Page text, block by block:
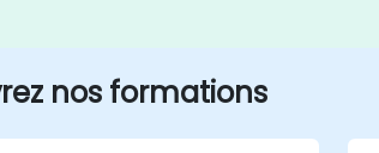
nos formations